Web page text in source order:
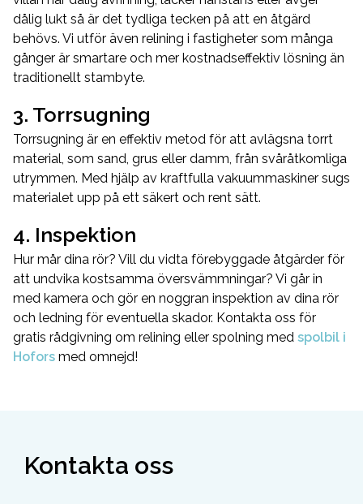
dålig lukt så är det tydliga tecken på att en åtgärd
behövs. Vi utför även relining i fastigheter som många
gånger är smartare och mer kostnadseffektiv lösning än
traditionellt stambyte.
3. Torrsugning
Torrsugning är en effektiv metod för att avlägsna torrt
material, som sand, grus eller damm, från svåråtkomliga
utrymmen. Med hjälp av kraftfulla vakuummaskiner sugs
materialet upp på ett säkert och rent sätt.
4. Inspektion
Hur mår dina rör? Vill du vidta förebyggade åtgärder för
att undvika kostsamma översvämmningar? Vi går in
med kamera och gör en noggran inspektion av dina rör
och ledning för eventuella skador. Kontakta oss för
gratis rådgivning om relining eller spolning med spolbil i
Hofors med omnejd!
Kontakta oss